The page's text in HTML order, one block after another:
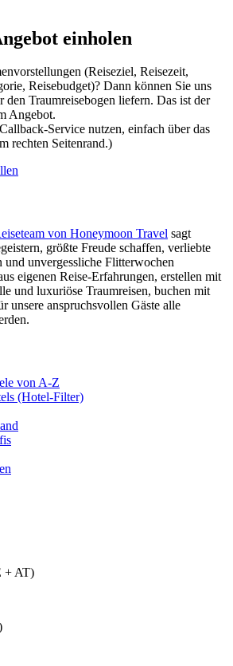
einholen
(Reiseziel, Reisezeit,
Reisebudget)? Dann können Sie uns
den Traumreisebogen liefern. Das ist der
Angebot.
Service nutzen, einfach über das
rechten Seitenrand.)
von Honeymoon Travel sagt
größte Freude schaffen, verliebte
und unvergessliche Flitterwochen
eigenen Reise-Erfahrungen, erstellen mit
und luxuriöse Traumreisen, buchen mit
unsere anspruchsvollen Gäste alle
von A-Z
(Hotel-Filter)
+ AT)